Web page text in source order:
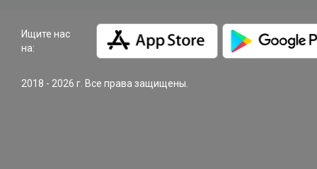
Ищите нас
на:
2018 - 2026 г. Все права защищены.